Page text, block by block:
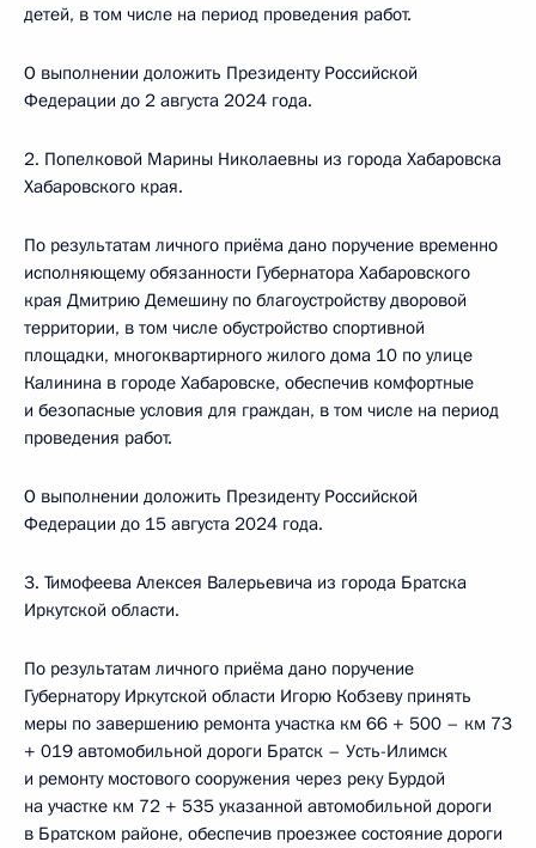
детей, в том числе на период проведения работ.
О выполнении доложить Президенту Российской
Федерации до 2 августа 2024 года.
2. Попелковой Марины Николаевны из города Хабаровска
Хабаровского края.
По результатам личного приёма дано поручение временно
исполняющему обязанности Губернатора Хабаровского
края Дмитрию Демешину по благоустройству дворовой
территории, в том числе обустройство спортивной
площадки, многоквартирного жилого дома 10 по улице
Калинина в городе Хабаровске, обеспечив комфортные
и безопасные условия для граждан, в том числе на период
проведения работ.
О выполнении доложить Президенту Российской
Федерации до 15 августа 2024 года.
3. Тимофеева Алексея Валерьевича из города Братска
Иркутской области.
По результатам личного приёма дано поручение
Губернатору Иркутской области Игорю Кобзеву принять
меры по завершению ремонта участка км 66 + 500 – км 73
+ 019 автомобильной дороги Братск – Усть-Илимск
и ремонту мостового сооружения через реку Бурдой
на участке км 72 + 535 указанной автомобильной дороги
в Братском районе, обеспечив проезжее состояние дороги